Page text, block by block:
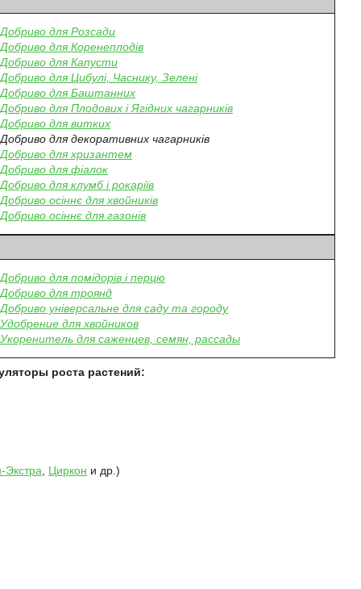
Добриво для Розсади
Добриво для Коренеплодів
Добриво для Капусти
Добриво для Цибулі, Часнику, Зелені
Добриво для Баштанних
Добриво для Плодових і Ягідних чагарників
Добриво для витких
Добриво для декоративних чагарників
Добриво для хризантем
Добриво для фіалок
Добриво для клумб і рокаріїв
Добриво осіннє для хвойників
Добриво осіннє для газонів
Добриво для помідорів і перцю
Добриво для троянд
Добриво універсальне для саду та городу
Удобрение для хвойников
Укоренитель для саженцев, семян, рассады
роста растений:
Экстра Циркон и др.)